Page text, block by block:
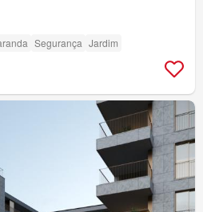
Segurança Jardim